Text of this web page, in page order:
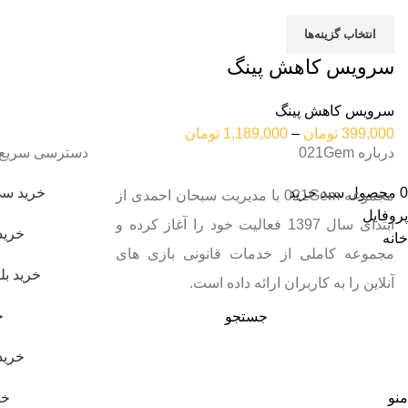
انتخاب گزینه‌ها
سرویس کاهش پینگ
سرویس کاهش پینگ
399,000 تومان –
1,189,000 تومان
درباره 021Gem
مجموعه 021Gem با مدیریت سبحان احمدی از
ابتدای سال 1397 فعالیت خود را آغاز کرده و
مجموعه کاملی از خدمات قانونی بازی های
آنلاین را به کاربران ارائه داده است.
دسترسی
خرید
خرید
0 محصول سبد خرید
پروفایل
خانه
جستجو
منو